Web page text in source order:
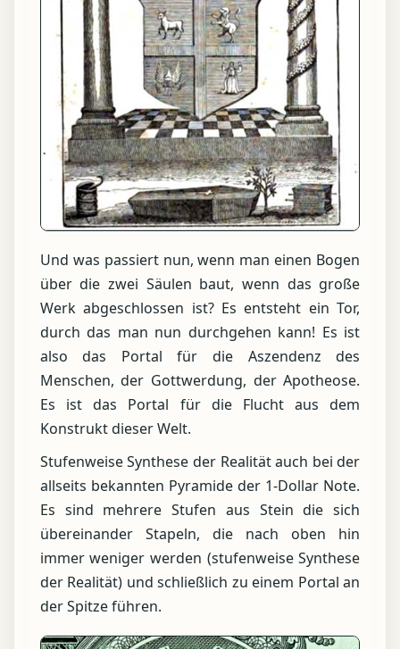
Und was passiert nun, wenn man einen Bogen
über die zwei Säulen baut, wenn das große
Werk abgeschlossen ist? Es entsteht ein Tor,
durch das man nun durchgehen kann! Es ist
also das Portal für die Aszendenz des
Menschen, der Gottwerdung, der Apotheose.
Es ist das Portal für die Flucht aus dem
Konstrukt dieser Welt.
Stufenweise Synthese der Realität auch bei der
allseits bekannten Pyramide der 1-Dollar Note.
Es sind mehrere Stufen aus Stein die sich
übereinander Stapeln, die nach oben hin
immer weniger werden (stufenweise Synthese
der Realität) und schließlich zu einem Portal an
der Spitze führen.